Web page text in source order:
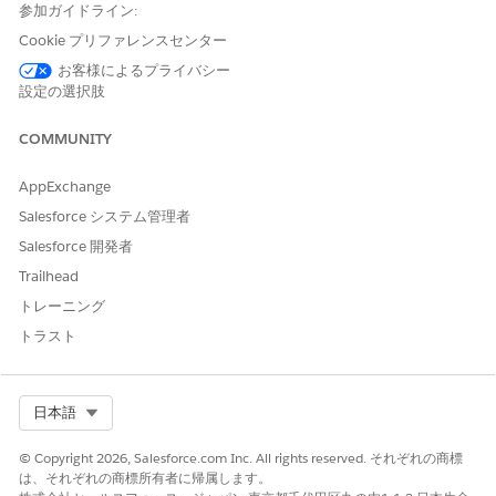
参加ガイドライン:
Cookie プリファレンスセンター
お客様によるプライバシー
設定の選択肢
COMMUNITY
AppExchange
Salesforce システム管理者
Salesforce 開発者
Trailhead
トレーニング
トラスト
日本語
© Copyright 2026, Salesforce.com Inc. All rights reserved. それぞれの商標
は、それぞれの商標所有者に帰属します。